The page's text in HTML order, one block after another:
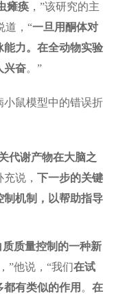
瘫痪，”该研究的主
道，“一旦用酮体对
力。在全动物实验
兴奋。”
代谢产物在大脑之
充说， 下一步的关键
制机制，以帮助指导
质量控制的一种新
”他说，“我们在试
有类似的作用 。 在